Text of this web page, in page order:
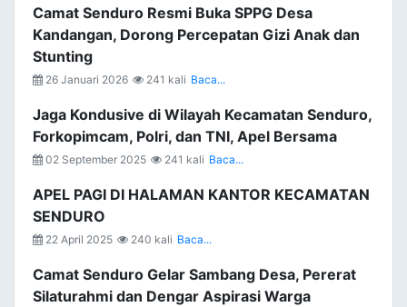
Camat Senduro Resmi Buka SPPG Desa
Kandangan, Dorong Percepatan Gizi Anak dan
Stunting
26 Januari 2026 241 kali Baca...
Jaga Kondusive di Wilayah Kecamatan Senduro,
Forkopimcam, Polri, dan TNI, Apel Bersama
02 September 2025 241 kali Baca...
APEL PAGI DI HALAMAN KANTOR KECAMATAN
SENDURO
22 April 2025 240 kali Baca...
Camat Senduro Gelar Sambang Desa, Pererat
Silaturahmi dan Dengar Aspirasi Warga